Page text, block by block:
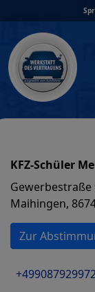
to
content
KFZ-Schüler
Gewerbestraße
Maihingen,
Zur